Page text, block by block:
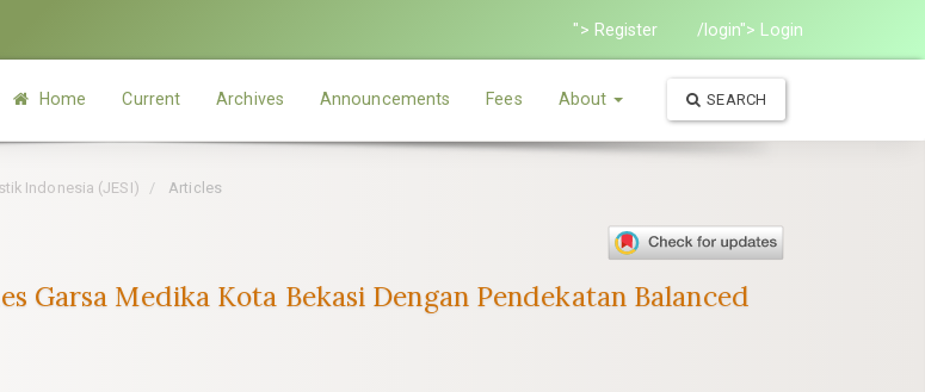
"> Register /login"> Login
Home Current Archives Announcements Fees About SEARCH
Indonesia (JESI) Articles
Garsa Medika Kota Bekasi Dengan Pendekatan Balanced